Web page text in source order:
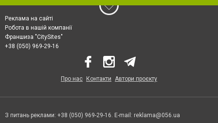
Реклама на сайті
Робота в нашій компанії
Франшиза "CitySites"
+38 (050) 969-29-16
Про нас Контакти Автори проєкту
З питань реклами: +38 (050) 969-29-16. E-mail: reklama@056.ua